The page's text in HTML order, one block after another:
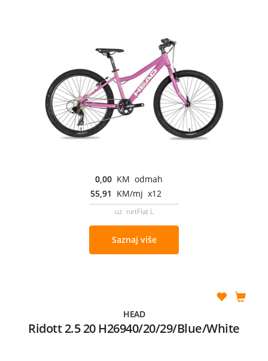
0,00 KM odmah
55,91 KM/mj x12
uz netFlat L
Saznaj više
HEAD
Ridott 2.5 20 H26940/20/29/Blue/White